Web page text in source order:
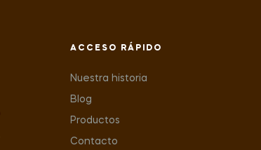
ACCESO RÁPIDO
Nuestra historia
Blog
Productos
Contacto